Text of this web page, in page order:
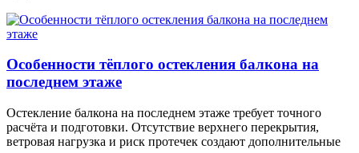
Особенности тёплого остекления балкона на
последнем этаже
Остекление балкона на последнем этаже требует точного
расчёта и подготовки. Отсутствие верхнего перекрытия,
ветровая нагрузка и риск протечек создают дополнительные